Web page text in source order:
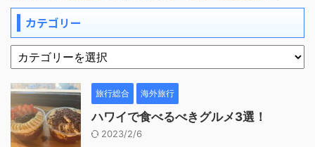
カテゴリー
旅行総合 海外旅行
ハワイで食べるべきグルメ3選！
2023/2/6